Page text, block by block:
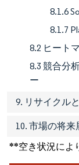
8.1.6
8.1.7
8.2 ヒート
8.3 競合分
ー
9. リサイクル
10. 市場の将来
**空き状況によ